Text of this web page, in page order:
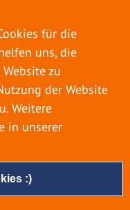
Alle Menschen
es die Einen
dann doch
für eine längere
einige Dinge zu
eine böse
Um einen
Urlaub zu […]
:)
für die
uns, die
zu
der Website
Weitere
in unserer